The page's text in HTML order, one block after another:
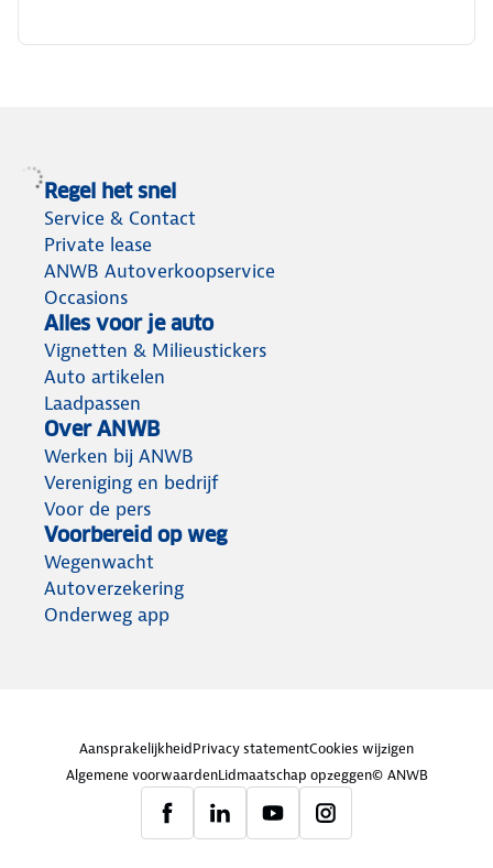
Regel het snel
Service & Contact
Private lease
ANWB Autoverkoopservice
Occasions
Alles voor je auto
Vignetten & Milieustickers
Auto artikelen
Laadpassen
Over ANWB
Werken bij ANWB
Vereniging en bedrijf
Voor de pers
Voorbereid op weg
Wegenwacht
Autoverzekering
Onderweg app
AansprakelijkheidPrivacy statementCookies wijzigen
Algemene voorwaardenLidmaatschap opzeggen© ANWB